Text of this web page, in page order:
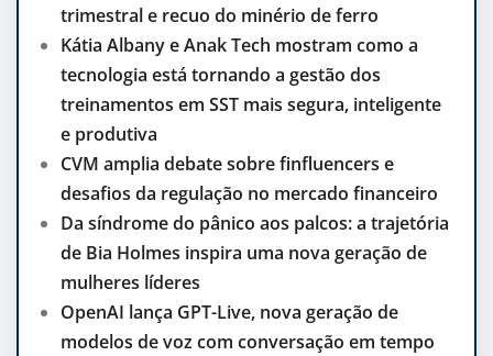
trimestral e recuo do minério de ferro
Kátia Albany e Anak Tech mostram como a
tecnologia está tornando a gestão dos
treinamentos em SST mais segura, inteligente
e produtiva
CVM amplia debate sobre finfluencers e
desafios da regulação no mercado financeiro
Da síndrome do pânico aos palcos: a trajetória
de Bia Holmes inspira uma nova geração de
mulheres líderes
OpenAI lança GPT-Live, nova geração de
modelos de voz com conversação em tempo